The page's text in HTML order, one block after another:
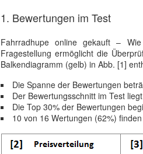
1. Bewertungen im Test
Fahrradhupe online gekauft –
Fragestellung ermöglicht die
Balkendiagramm (gelb) in Abb. [1]
Die Spanne der Bewertungen
Der Bewertungsschnitt im Test
Die Top 30% der Bewertungen
10 von 16 Wertungen (62%)